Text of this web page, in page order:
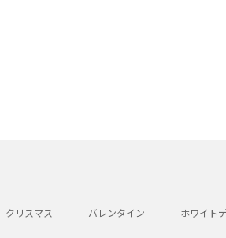
クリスマス バレンタイン ホワイト